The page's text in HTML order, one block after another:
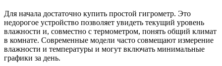
Для начала достаточно купить простой гигрометр. Это
недорогое устройство позволяет увидеть текущий уровень
влажности и, совместно с термометром, понять общий климат
в комнате. Современные модели часто совмещают измерение
влажности и температуры и могут включать минимальные
графики за день.